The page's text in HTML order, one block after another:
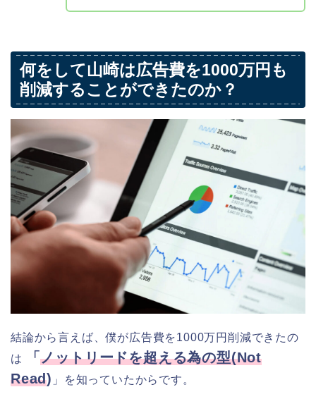
何をして山崎は広告費を1000万円も
削減することができたのか？
結論から言えば、僕が広告費を1000万円削減できたの
は
「ノットリードを超える為の型(Not
Read) 」を知っていたからです。